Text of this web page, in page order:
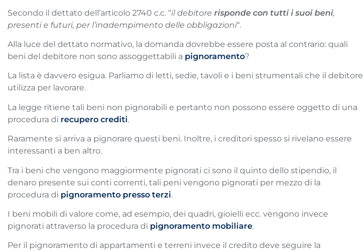
Secondo il dettato dell’articolo 2740 c.c. “il debitore risponde con tutti i suoi beni,
presenti e futuri, per l’inadempimento delle obbligazioni“.
Alla luce del dettato normativo, la domanda dovrebbe essere posta al contrario: quali
beni del debitore non sono assoggettabili a pignoramento?
La lista è davvero esigua. Parliamo di letti, sedie, tavoli e i beni strumentali che il debitore
utilizza per lavorare.
La legge ritiene tali beni non pignorabili e pertanto non possono essere oggetto di una
procedura di recupero crediti.
Raramente si arriva a pignorare questi beni. Inoltre, i creditori spesso si rivelano essere
interessanti a ben altro.
Tra i beni che vengono maggiormente pignorati ci sono il quinto dello stipendio, il
denaro presente sui conti correnti, tali peni vengono pignorati per mezzo di la
procedura di pignoramento presso terzi.
I beni mobili di valore come, ad esempio, dei quadri, gioielli ecc. vengono invece
pignorati attraverso la procedura di pignoramento mobiliare.
Per il pignoramento di appartamenti e terreni invece il credito deve seguire la